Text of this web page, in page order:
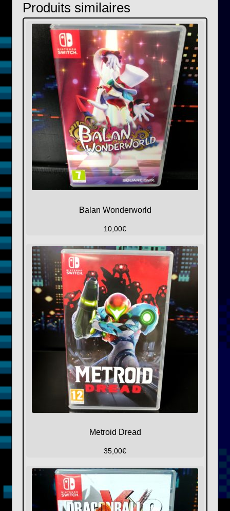
Produits similaires
Balan Wonderworld
10,00€
Metroid Dread
35,00€